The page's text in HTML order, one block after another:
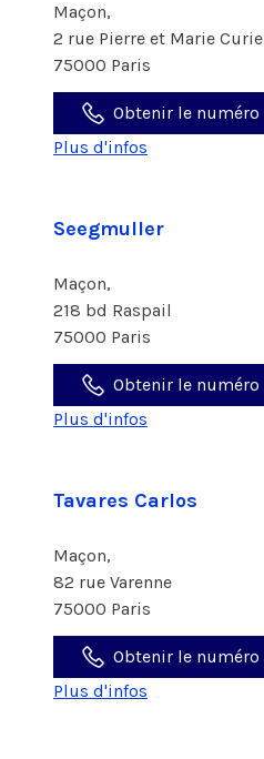
Maçon,
2 rue Pierre et Marie Curie
75000 Paris
Obtenir le numéro
Plus d'infos
Seegmuller
Maçon,
218 bd Raspail
75000 Paris
Obtenir le numéro
Plus d'infos
Tavares Carlos
Maçon,
82 rue Varenne
75000 Paris
Obtenir le numéro
Plus d'infos